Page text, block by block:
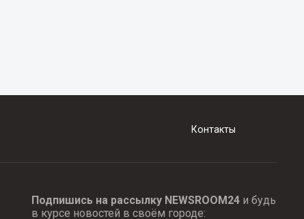
Контакты
Подпишись на рассылку NEWSROOM24и будь
в курсе новостей в своём городе: